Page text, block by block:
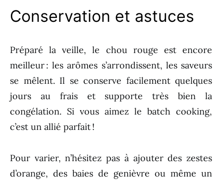
Conservation et astuces
Préparé la veille, le chou rouge est encore
meilleur : les arômes s’arrondissent, les saveurs
se mêlent. Il se conserve facilement quelques
jours au frais et supporte très bien la
congélation. Si vous aimez le batch cooking,
c’est un allié parfait !
Pour varier, n’hésitez pas à ajouter des zestes
d’orange, des baies de genièvre ou même un